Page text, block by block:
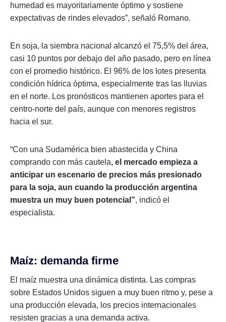
humedad es mayoritariamente óptimo y sostiene
expectativas de rindes elevados”, señaló Romano.
En soja, la siembra nacional alcanzó el 75,5% del área,
casi 10 puntos por debajo del año pasado, pero en línea
con el promedio histórico. El 96% de los lotes presenta
condición hídrica óptima, especialmente tras las lluvias
en el norte. Los pronósticos mantienen aportes para el
centro-norte del país, aunque con menores registros
hacia el sur.
“Con una Sudamérica bien abastecida y China
comprando con más cautela, el mercado empieza a
anticipar un escenario de precios más presionado
para la soja, aun cuando la producción argentina
muestra un muy buen potencial”, indicó el
especialista.
Maíz: demanda firme
El maíz muestra una dinámica distinta. Las compras
sobre Estados Unidos siguen a muy buen ritmo y, pese a
una producción elevada, los precios internacionales
resisten gracias a una demanda activa.